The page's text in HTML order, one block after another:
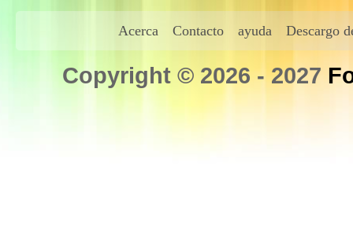
Acerca Contacto ayuda Descargo
Copyright © 2026 - 2027